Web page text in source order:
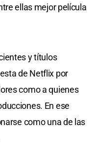
ellas mejor película
y títulos
de Netflix por
como a quienes
En ese
como una de las